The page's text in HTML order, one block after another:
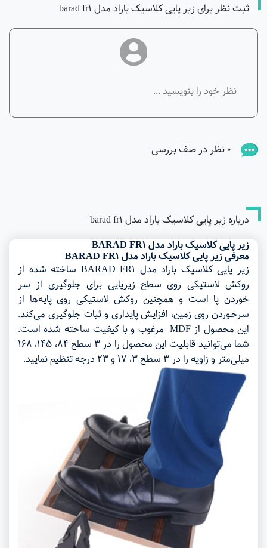
ثبت نظر برای زیر پایی کلاسیک باراد مدل barad fr1
0 نظر در صف بررسی
درباره زیر پایی کلاسیک باراد مدل barad fr1
زیر پایی کلاسیک باراد مدل BARAD FR1
معرفیزیر پایی کلاسیک باراد مدل BARAD FR1
زیر پایی کلاسیک باراد مدل BARAD FR1 ساخته شده از
روکش لاستیکی روی سطح زیرپایی برای جلوگیری از سر
خوردن پا است و همچنین روکش لاستیکی روی پایه‌ها از
سرخـوردن روی زمین، افزایش پایداری و ثبات جلوگیری می‌کند.
این محصول از MDF مرغوب و با کیفیت ساخته شده است.
شما می‌توانید قابلیت این محصول را در ۳ سطح ۸۴، ۱۴۵، ۱۶۸
میلی‌متر و زاویه را در ۳ سطح ۳، ۱۷ و ۲۳ درجه تنظیم نمایید.